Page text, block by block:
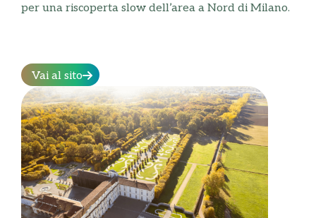
per una riscoperta slow dell’area a Nord di Milano.
Vai al sito